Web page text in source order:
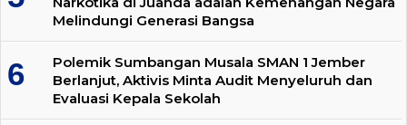
Melindungi Generasi Bangsa
Polemik Sumbangan Musala SMAN 1 Jember
Berlanjut, Aktivis Minta Audit Menyeluruh dan
Evaluasi Kepala Sekolah